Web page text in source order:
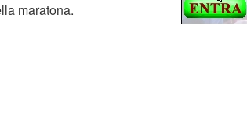
maratona.